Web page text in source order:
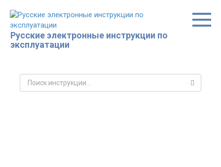
контенту
Русские электронные инструкции по
эксплуатации
Поиск: